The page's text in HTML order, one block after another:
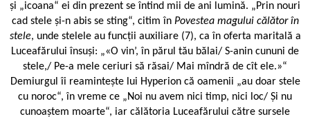
și „icoana“ ei din prezent se întind mii de ani lumină. „Prin nouri
cad stele și-n abis se sting“, citim în Povestea magului călător în
stele, unde stelele au funcții auxiliare (7), ca în oferta maritală a
Luceafărului însuși: „«O vin’, în părul tău bălai/ S-anin cununi de
stele,/ Pe-a mele ceriuri să răsai/ Mai mîndră de cît ele.»“
Demiurgul îi reamintește lui Hyperion că oamenii „au doar stele
cu noroc“, în vreme ce „Noi nu avem nici timp, nici loc/ Și nu
cunoaștem moarte“, iar călătoria Luceafărului către sursele